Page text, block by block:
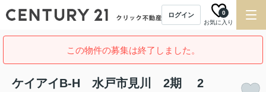
ログイン
お気に入り
0
この物件の募集は終了しました。
ケイアイB-H 水戸市見川 2期 2